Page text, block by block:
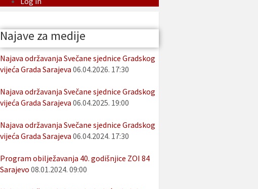
Najave za medije
Najava održavanja Svečane sjednice Gradskog
vijeća Grada Sarajeva 06.04.2026. 17:30
Najava održavanja Svečane sjednice Gradskog
vijeća Grada Sarajeva 06.04.2025. 19:00
Najava održavanja Svečane sjednice Gradskog
vijeća Grada Sarajeva 06.04.2024. 17:30
Program obilježavanja 40. godišnjice ZOI 84
Sarajevo 08.01.2024. 09:00